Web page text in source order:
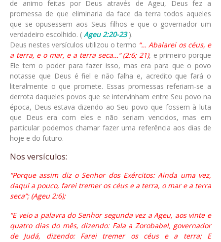
de animo feitas por Deus através de Ageu, Deus fez a
promessa de que eliminaria da face da terra todos aqueles
que se opusessem aos Seus filhos e que o governador um
verdadeiro escolhido. ( Ageu 2:20-23).
Deus nestes versículos utilizou o termo “… Abalarei os céus, e
a terra, e o mar, e a terra seca…” (2:6; 21), e primeiro porque
Ele tem o poder para fazer isso, mas era para que o povo
notasse que Deus é fiel e não falha e, acredito que fará o
literalmente o que promete. Essas promessas referiam-se a
derrota daqueles povos que se intervinham entre Seu povo na
época, Deus estava dizendo ao Seu povo que fossem à luta
que Deus era com eles e não seriam vencidos, mas em
particular podemos chamar fazer uma referência aos dias de
hoje e do futuro.
Nos versículos:
“Porque assim diz o Senhor dos Exércitos: Ainda uma vez,
daqui a pouco, farei tremer os céus e a terra, o mar e a terra
seca”; (Ageu 2:6);
“E veio a palavra do Senhor segunda vez a Ageu, aos vinte e
quatro dias do mês, dizendo: Fala a Zorobabel, governador
de Judá, dizendo: Farei tremer os céus e a terra; E